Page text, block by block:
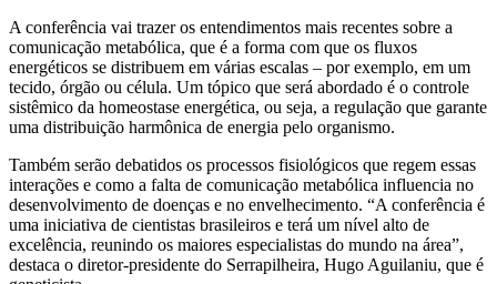
A conferência vai trazer os entendimentos mais recentes sobre a
comunicação metabólica, que é a forma com que os fluxos
energéticos se distribuem em várias escalas – por exemplo, em um
tecido, órgão ou célula. Um tópico que será abordado é o controle
sistêmico da homeostase energética, ou seja, a regulação que garante
uma distribuição harmônica de energia pelo organismo.
Também serão debatidos os processos fisiológicos que regem essas
interações e como a falta de comunicação metabólica influencia no
desenvolvimento de doenças e no envelhecimento. “A conferência é
uma iniciativa de cientistas brasileiros e terá um nível alto de
excelência, reunindo os maiores especialistas do mundo na área”,
destaca o diretor-presidente do Serrapilheira, Hugo Aguilaniu, que é